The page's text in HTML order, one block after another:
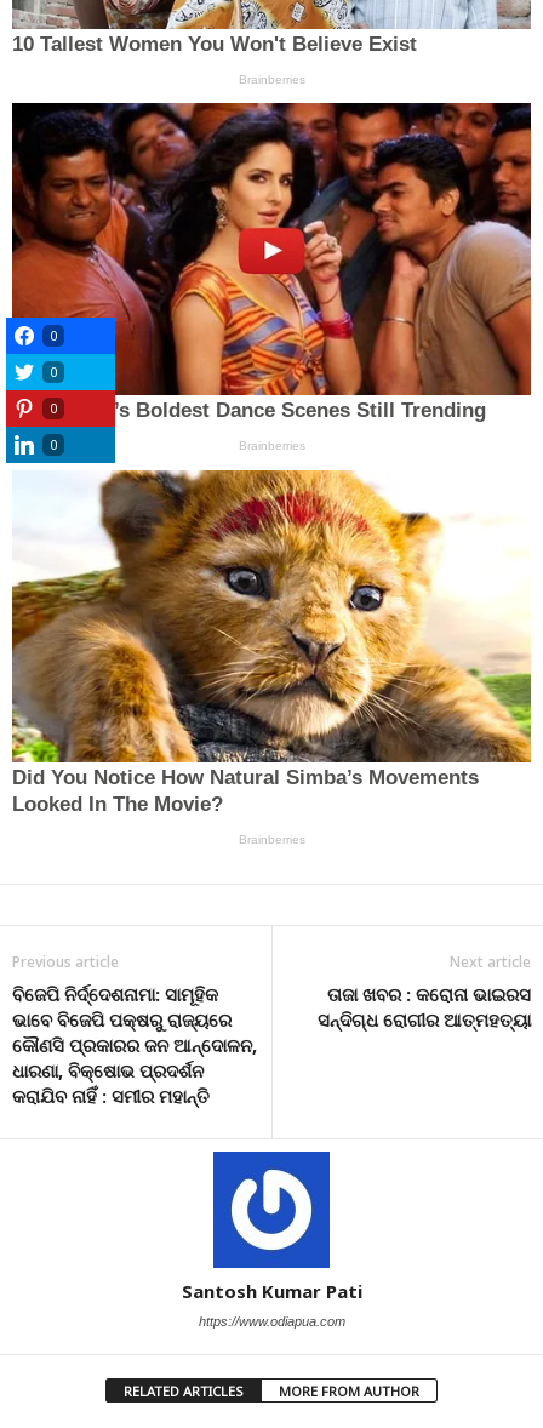
Previous article
ବିଜେପି ନିର୍ଦ୍ଦେଶନାମା: ସାମୂହିକ
ଭାବେ ବିଜେପି ପକ୍ଷରୁ ରାଜ୍ୟରେ
କୌଣସି ପ୍ରକାରର ଜନ ଆନ୍ଦୋଳନ,
ଧାରଣା, ବିକ୍ଷୋଭ ପ୍ରଦର୍ଶନ
କରାଯିବ ନାହିଁ : ସମୀର ମହାନ୍ତି
Next article
ତାଜା ଖବର : କରୋନା ଭାଇରସ
ସନ୍ଦିଗ୍ଧ ରୋଗୀର ଆତ୍ମହତ୍ୟା
Santosh Kumar Pati
https://www.odiapua.com
RELATED ARTICLES MORE FROM AUTHOR
0
0
0
0